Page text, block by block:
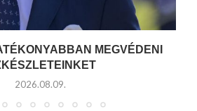
MEGVÉDENI
2026.08.09.